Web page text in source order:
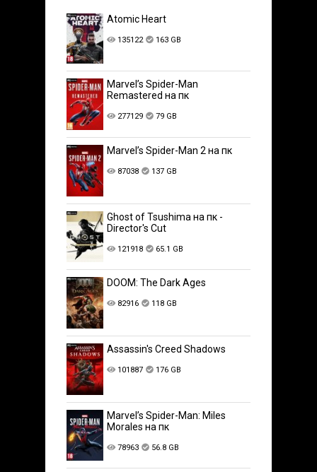
Atomic Heart
135122 163 GB
Marvel’s Spider-Man
Remastered на пк
277129 79 GB
Marvel’s Spider-Man 2 на пк
87038 137 GB
Ghost of Tsushima на пк -
Director's Cut
121918 65.1 GB
DOOM: The Dark Ages
82916 118 GB
Assassin's Creed Shadows
101887 176 GB
Marvel’s Spider-Man: Miles
Morales на пк
78963 56.8 GB